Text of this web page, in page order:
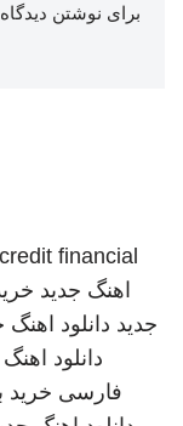
برای نوشتن دیدگاه
financial
اهنگ جدید
جدید دانلود اهنگ
دانلود
فارسی خرید